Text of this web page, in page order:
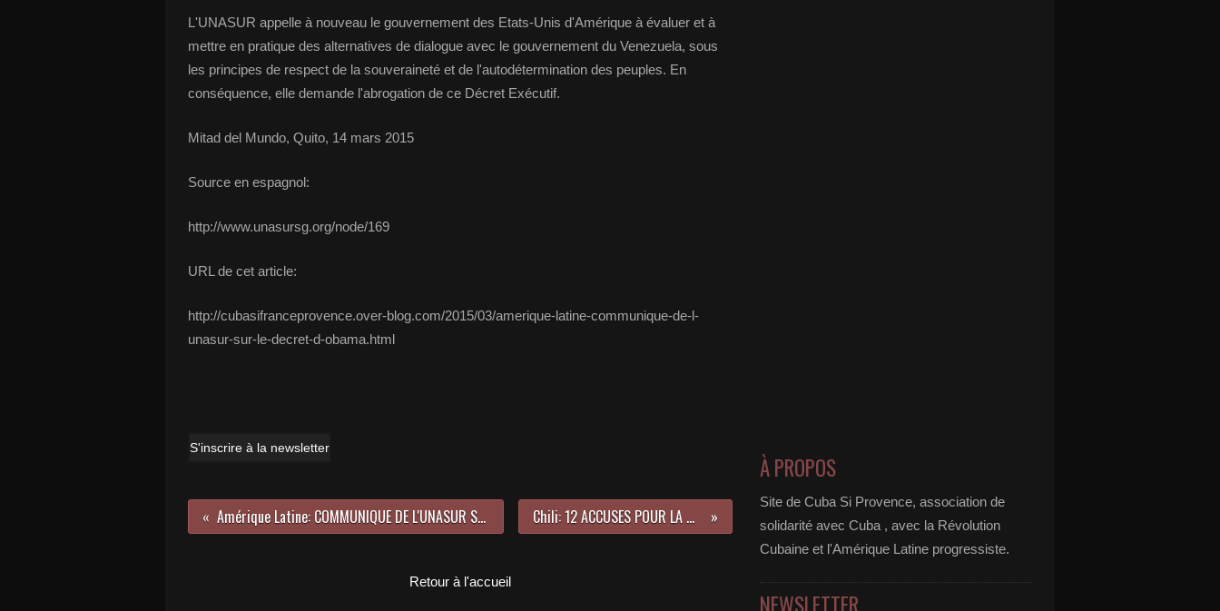
L'UNASUR appelle à nouveau le gouvernement des Etats-Unis d'Amérique à évaluer et à
mettre en pratique des alternatives de dialogue avec le gouvernement du Venezuela, sous
les principes de respect de la souveraineté et de l'autodétermination des peuples. En
conséquence, elle demande l'abrogation de ce Décret Exécutif.
Mitad del Mundo, Quito, 14 mars 2015
Source en espagnol:
http://www.unasursg.org/node/169
URL de cet article:
http://cubasifranceprovence.over-blog.com/2015/03/amerique-latine-communique-de-l-
unasur-sur-le-decret-d-obama.html
S'inscrire à la newsletter
Amérique Latine: COMMUNIQUE DE L'UNASUR SUR LE DIALOGUE AU Venezuela Chili: 12 ACCUSES POUR LA MORT DE Victor Jara
Retour à l'accueil
À PROPOS
Site de Cuba Si Provence, association de
solidarité avec Cuba , avec la Révolution
Cubaine et l'Amérique Latine progressiste.
NEWSLETTER